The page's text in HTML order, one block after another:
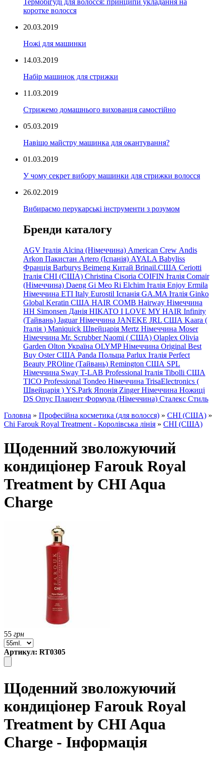
Термобігуді для волосся: принципи укладання на
коротке волосся
20.03.2019
Ножі для машинки
14.03.2019
Набір машинок для стрижки
11.03.2019
Стрижемо домашнього вихованця самостійно
05.03.2019
Навіщо майстру машинка для окантування?
01.03.2019
У чому секрет вибору машинки для стрижки волосся
26.02.2019
Вибираємо перукарські інструменти з розумом
Бренди каталогу
AGV Італія Alcina (Німеччина) American Crew Andis
Arkon Пакистан Artero (Іспанія) AYALA Babyliss
Франція Barburys Beimeng Китай Brinail.США Ceriotti
Італія CHI (США) Christina Cisoria COIFIN Італія Comair
(Німеччина) Daeng Gi Meo Ri Elchim Італія Enjoy Ermila
Німеччина ETI Italy Eurostil Іспанія GA.MA Італія Ginko
Global Keratin США HAIR COMB Hairway Німеччина
HH Simonsen Данія HIKATO I LOVE MY HAIR Infinity
(Тайвань) Jaguar Німеччина JANEKE JRL США Kaara (
Італія ) Maniquick Швейцарія Mertz Німеччина Moser
Німеччина Mr. Scrubber Naomi ( США) Olaplex Olivia
Garden Olton Україна OLYMP Німеччина Original Best
Buy Oster США Panda Польща Parlux Італія Perfect
Beauty PROline (Тайвань) Remington США SPL
Німеччина Sway T-LAB Professional Італія Tibolli США
TICO Professional Tondeo Німеччина TrisaElectronics (
Швейцарія ) YS.Park Японія Zinger Німеччина Ножиці
DS Опус Плацент Формула (Німеччина) Сталекс Стиль
Головна » Професійна косметика (для волосся) » CHI (США) »
Chi Farouk Royal Treatment - Королівська лінія » CHI (США)
Щоденний зволожуючий
кондиціонер Farouk Royal
Treatment by CHI Aqua
Charge
55 грн
Артикул: RT0305
Щоденний зволожуючий
кондиціонер Farouk Royal
Treatment by CHI Aqua
Charge - Інформація